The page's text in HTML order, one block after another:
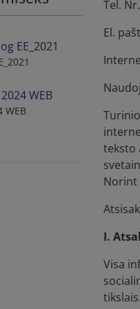
WEB
Tel.
El.
teksto
Norint
I.
Visa